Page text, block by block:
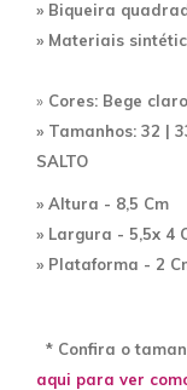
» Biqueira
» Materiais
» Cores: Bege
» Tamanhos: 32 |
SALTO
» Altura - 8,5 Cm
» Largura - 5,5x 4
» Plataforma - 2
* Confira o
aqui para ver